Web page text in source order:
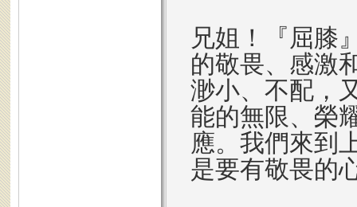
兄姐！『屈膝
的敬畏、感激
渺小、不配，
能的無限、榮
應。我們來到
是要有敬畏的